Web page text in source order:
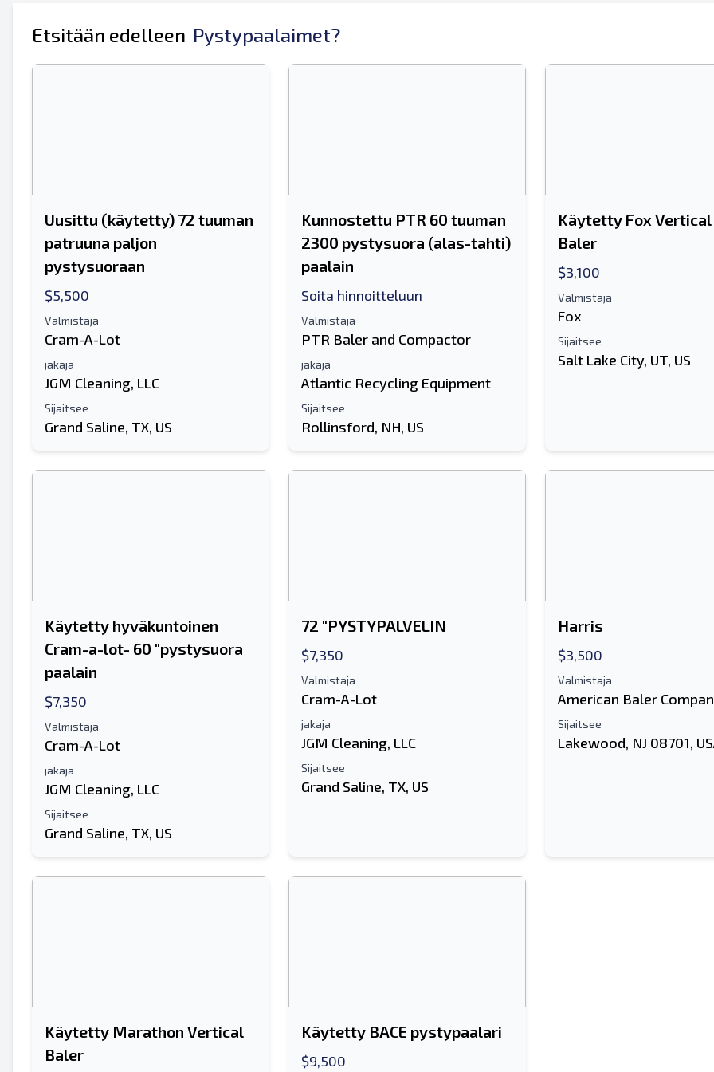
Etsitään edelleen Pystypaalaimet?
Uusittu (käytetty) 72 tuuman
patruuna paljon
pystysuoraan
$5,500
Valmistaja
Cram-A-Lot
jakaja
JGM Cleaning, LLC
Sijaitsee
Grand Saline, TX, US
Kunnostettu PTR 60 tuuman
2300 pystysuora (alas-tahti)
paalain
Soita hinnoitteluun
Valmistaja
PTR Baler and Compactor
jakaja
Atlantic Recycling Equipment
Sijaitsee
Rollinsford, NH, US
Käytetty Fox
Baler
$3,100
Valmistaja
Fox
Sijaitsee
Salt Lake City, UT, US
Käytetty hyväkuntoinen
Cram-a-lot- 60 "pystysuora
paalain
$7,350
Valmistaja
Cram-A-Lot
jakaja
JGM Cleaning, LLC
Sijaitsee
Grand Saline, TX, US
72 "PYSTYPALVELIN
$7,350
Valmistaja
Cram-A-Lot
jakaja
JGM Cleaning, LLC
Sijaitsee
Grand Saline, TX, US
Harris
$3,500
Valmistaja
American Baler
Sijaitsee
Lakewood, NJ 08701,
Käytetty Marathon Vertical
Baler
Käytetty BACE pystypaalari
$9,500